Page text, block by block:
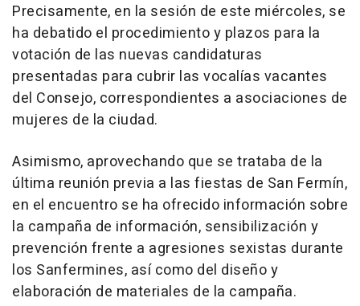
Precisamente, en la sesión de este miércoles, se
ha debatido el procedimiento y plazos para la
votación de las nuevas candidaturas
presentadas para cubrir las vocalías vacantes
del Consejo, correspondientes a asociaciones de
mujeres de la ciudad.
Asimismo, aprovechando que se trataba de la
última reunión previa a las fiestas de San Fermín,
en el encuentro se ha ofrecido información sobre
la campaña de información, sensibilización y
prevención frente a agresiones sexistas durante
los Sanfermines, así como del diseño y
elaboración de materiales de la campaña.